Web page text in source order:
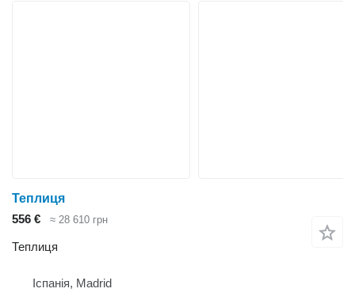
Теплиця
556 €
≈ 28 610 грн
Теплиця
Іспанія, Madrid